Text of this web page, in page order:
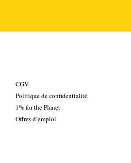
CGV
Politique de confidentialité
1% for the Planet
Offres d’emploi